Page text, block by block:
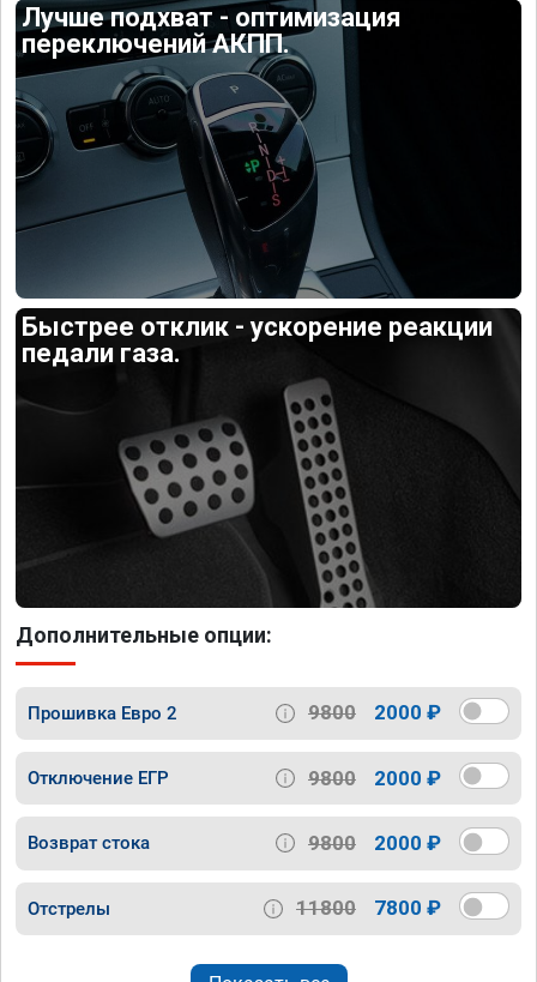
Лучше подхват - оптимизация
переключений АКПП.
Быстрее отклик - ускорение реакции
педали газа.
Дополнительные опции:
Прошивка Евро 2 9800 2000 ₽
Отключение ЕГР 9800 2000 ₽
Возврат стока 9800 2000 ₽
Отстрелы 11800 7800 ₽